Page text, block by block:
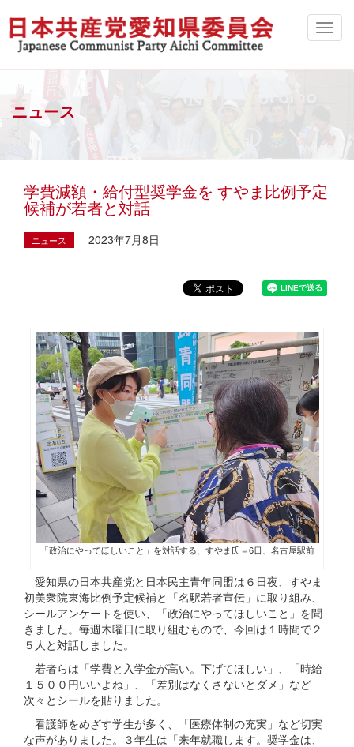
ニュース
学費減額・給付型奨学金を すやま比例予定
候補が若者と対話
ニュース 2023年7月8日
「政治にやってほしいこと」を対話する、すやま氏＝6日、名古屋駅前
愛知県の日本共産党と日本民主青年同盟は６日夜、すやま
初美衆院東海比例予定候補と「名駅若者宣伝」に取り組み、
シールアンケートを使い、「政治にやってほしいこと」を聞
きました。毎週木曜日に取り組むもので、今回は１時間で２
５人と対話しました。
若者らは「学費と入学金が高い。下げてほしい」、「時給
１５００円いいよね」、「差別はなくさないとダメ」など
次々とシールを貼りました。
看護師をめざす学生が多く、「医療体制の充実」など切実
な声がありました。３年生は「来年就職します。奨学金は、